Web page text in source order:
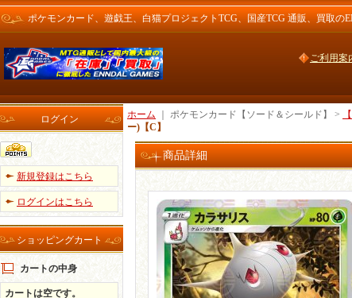
ポケモンカード、遊戯王、白猫プロジェクトTCG、国産TCG 通販、買取の
ご利用案
ログイン
新規登録はこちら
ログインはこちら
ショッピングカート
カートの中身
カートは空です。
ホーム ｜ ポケモンカード【ソード＆シールド】 >
ー)【C】
商品詳細